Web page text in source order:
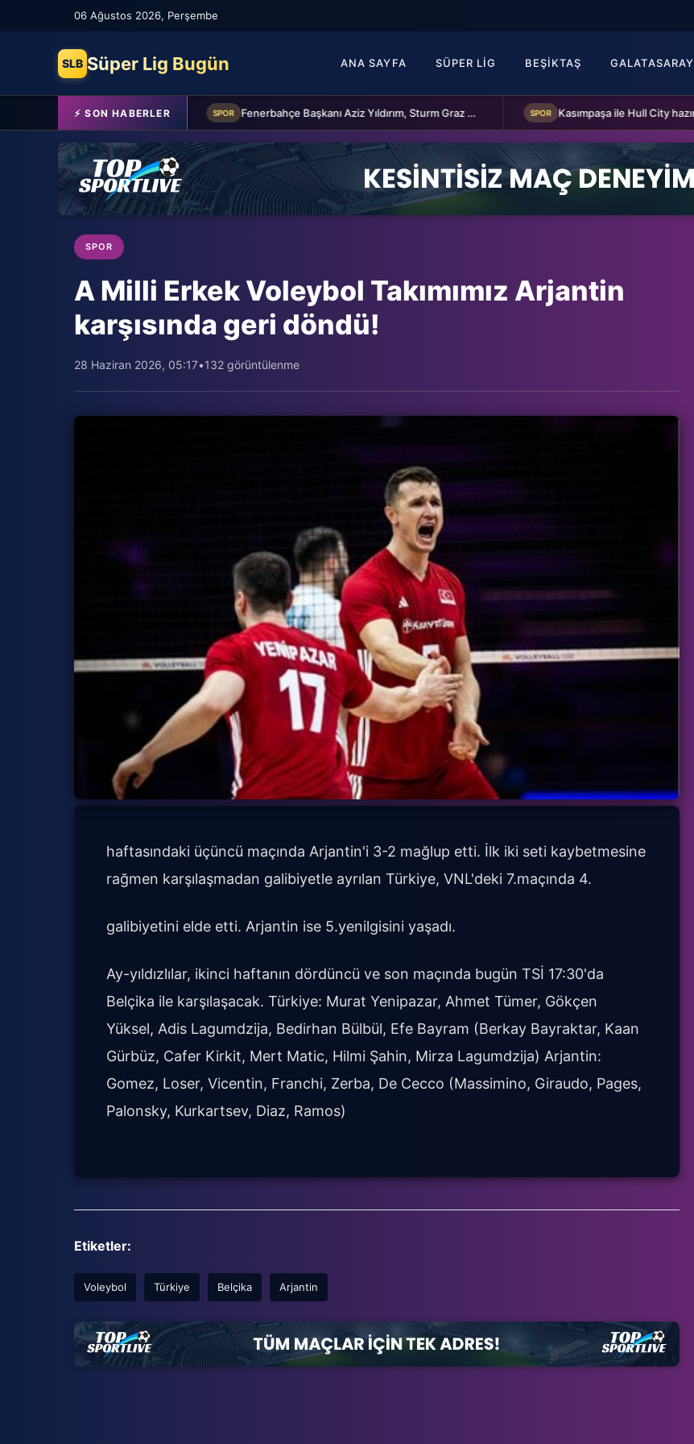
06 Ağustos 2026, Perşembe
SLB Süper Lig Bugün ANA SAYFA SÜPER LIG BEŞIKTAŞ GALATASARAY
⚡ SON HABERLER
Beşiktaş'a Youssouf Fofana transferinde müjdeli haber! Fenerbahçe Başkanı Aziz Yıldırım, Sturm Graz maçı öncesi takımı ziyaret etti
SPOR
A Milli Erkek Voleybol Takımımız Arjantin
karşısında geri döndü!
28 Haziran 2026, 05:17•132 görüntülenme
haftasındaki üçüncü maçında Arjantin'i 3-2 mağlup etti. İlk iki seti kaybetmesine
rağmen karşılaşmadan galibiyetle ayrılan Türkiye, VNL'deki 7.maçında 4.
galibiyetini elde etti. Arjantin ise 5.yenilgisini yaşadı.
Ay-yıldızlılar, ikinci haftanın dördüncü ve son maçında bugün TSİ 17:30'da
Belçika ile karşılaşacak. Türkiye: Murat Yenipazar, Ahmet Tümer, Gökçen
Yüksel, Adis Lagumdzija, Bedirhan Bülbül, Efe Bayram (Berkay Bayraktar, Kaan
Gürbüz, Cafer Kirkit, Mert Matic, Hilmi Şahin, Mirza Lagumdzija) Arjantin:
Gomez, Loser, Vicentin, Franchi, Zerba, De Cecco (Massimino, Giraudo, Pages,
Palonsky, Kurkartsev, Diaz, Ramos)
Etiketler:
Voleybol Türkiye Belçika Arjantin